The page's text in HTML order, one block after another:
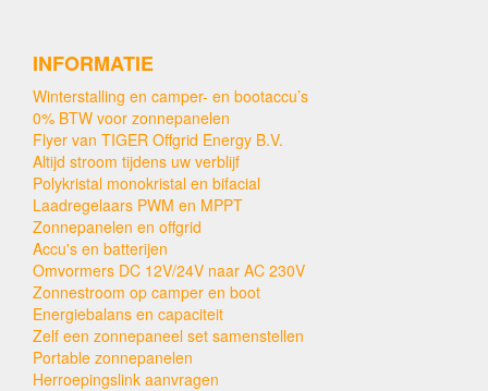
INFORMATIE
Winterstalling en camper- en bootaccu’s
0% BTW voor zonnepanelen
Flyer van TIGER Offgrid Energy B.V.
Altijd stroom tijdens uw verblijf
Polykristal monokristal en bifacial
Laadregelaars PWM en MPPT
Zonnepanelen en offgrid
Accu's en batterijen
Omvormers DC 12V/24V naar AC 230V
Zonnestroom op camper en boot
Energiebalans en capaciteit
Zelf een zonnepaneel set samenstellen
Portable zonnepanelen
Herroepingslink aanvragen